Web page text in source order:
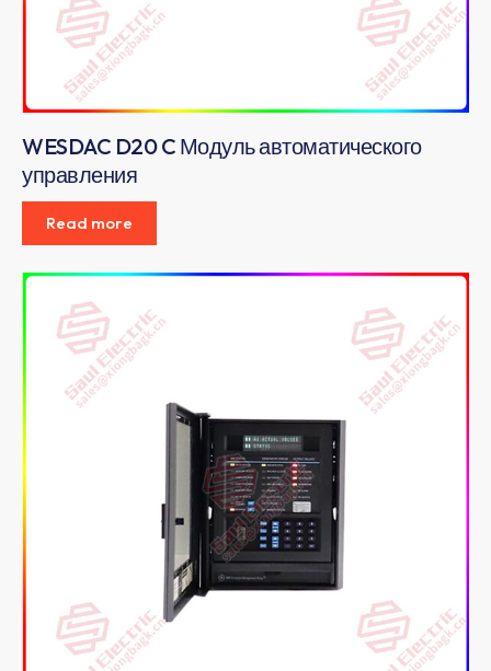
WESDAC D20 C Модуль автоматического
управления
Read more